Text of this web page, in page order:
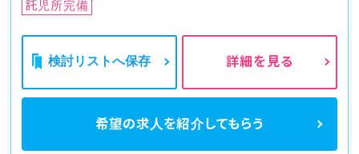
託児所完備
検討リストへ保存 詳細を見る
希望の求人を紹介してもらう